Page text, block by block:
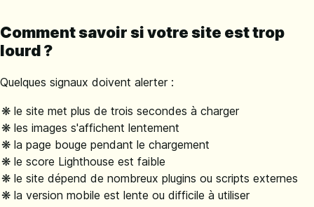
Comment savoir si votre site est trop
lourd ?
Quelques signaux doivent alerter :
le site met plus de trois secondes à charger
les images s'affichent lentement
la page bouge pendant le chargement
le score Lighthouse est faible
le site dépend de nombreux plugins ou scripts externes
la version mobile est lente ou difficile à utiliser